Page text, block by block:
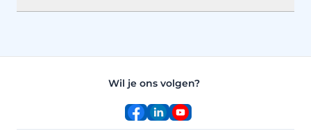
Wil je ons volgen?
Facebook
LinkedInYouTube